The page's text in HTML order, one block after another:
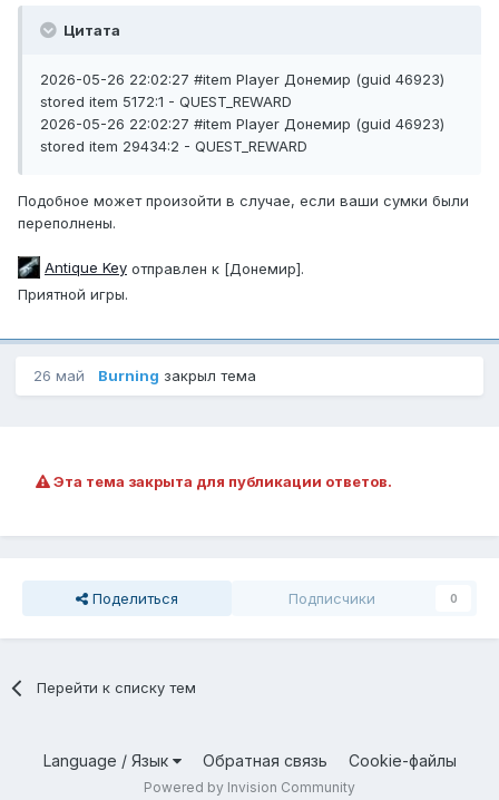
Цитата
2026-05-26 22:02:27 #item Player Донемир (guid 46923)
stored item 5172:1 - QUEST_REWARD
2026-05-26 22:02:27 #item Player Донемир (guid 46923)
stored item 29434:2 - QUEST_REWARD
Подобное может произойти в случае, если ваши сумки были
переполнены.
Antique Key отправлен к [Донемир].
Приятной игры.
26 май Burning закрыл тема
Эта тема закрыта для публикации ответов.
Поделиться Подписчики 0
Перейти к списку тем
Language / Язык Обратная связь Cookie-файлы
Powered by Invision Community